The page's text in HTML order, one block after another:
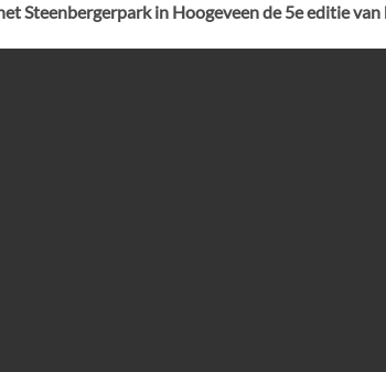
Steenbergerpark in Hoogeveen de 5e editie